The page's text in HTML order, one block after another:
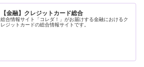
【金融】クレジットカード総合
総合情報サイト「コレダ！」がお届けする金融におけるク
レジットカードの総合情報サイトです。